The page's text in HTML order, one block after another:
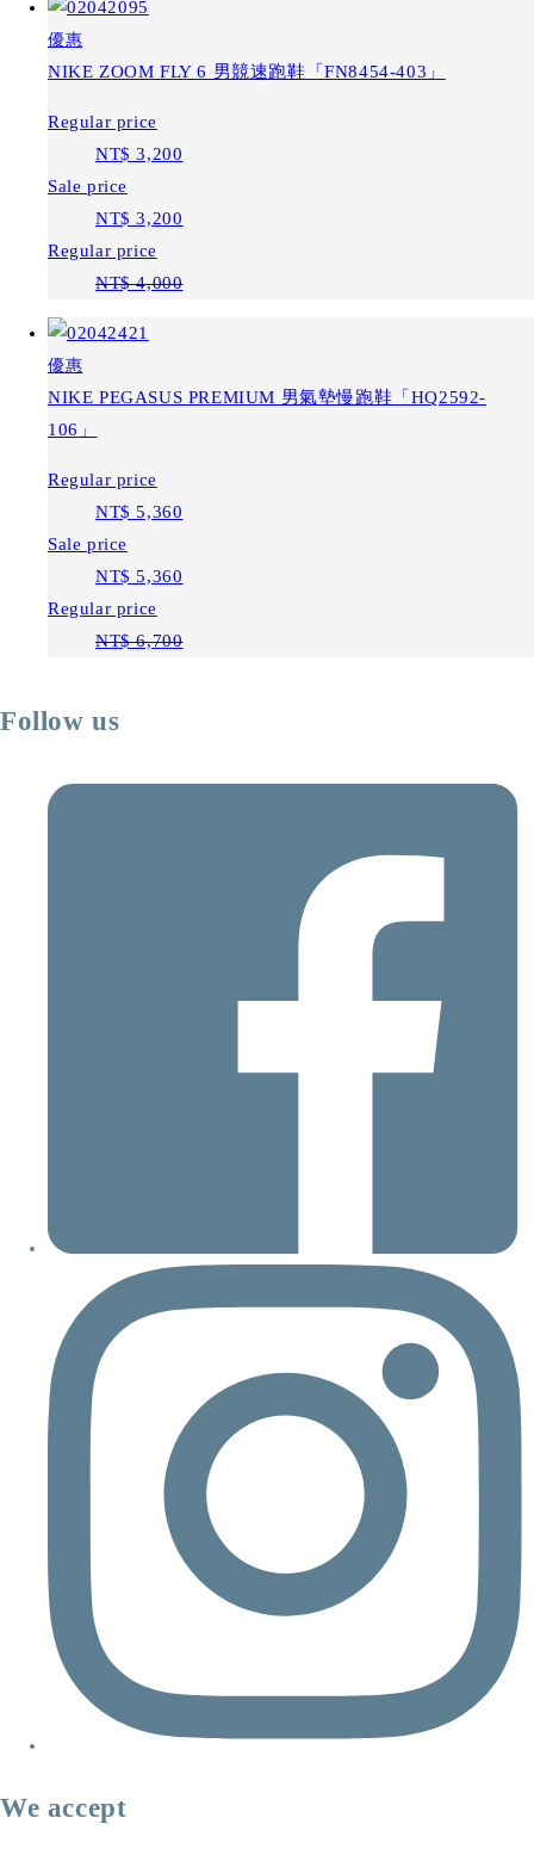
優惠
NIKE ZOOM FLY 6 男競速跑鞋「FN8454-403」
Regular price
NT$ 3,200
Sale price
NT$ 3,200
Regular price
NT$ 4,000
優惠
NIKE PEGASUS PREMIUM 男氣墊慢跑鞋「HQ2592-
106」
Regular price
NT$ 5,360
Sale price
NT$ 5,360
Regular price
NT$ 6,700
Follow us
We accept